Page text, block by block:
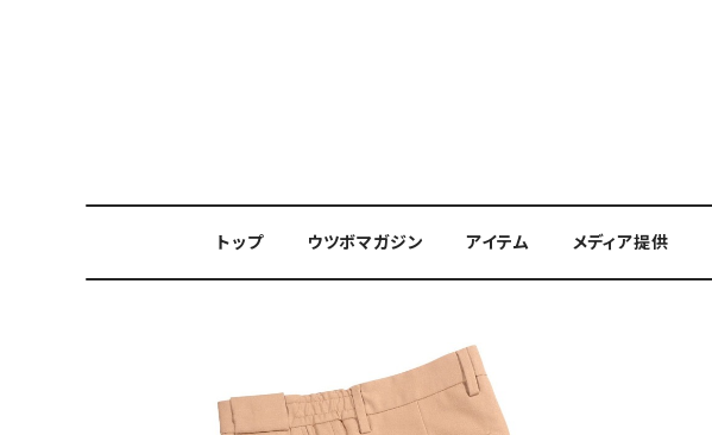
トップ ウツボマガジン アイテム メディア提供